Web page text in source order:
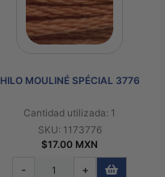
HILO MOULINÉ SPÉCIAL 3776
Cantidad utilizada: 1
SKU: 1173776
$17.00 MXN
- +